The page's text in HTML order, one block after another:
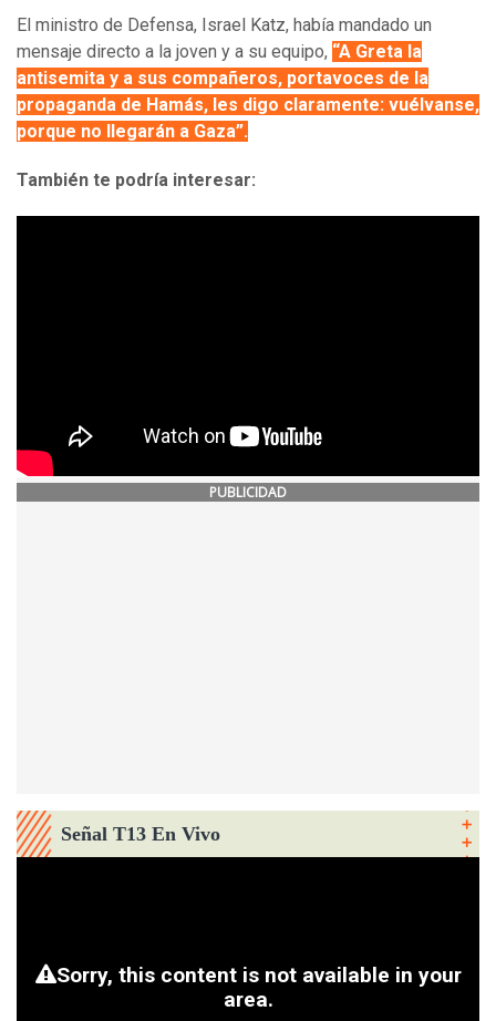
El ministro de Defensa, Israel Katz, había mandado un
mensaje directo a la joven y a su equipo, “A Greta la
antisemita y a sus compañeros, portavoces de la
propaganda de Hamás, les digo claramente: vuélvanse,
porque no llegarán a Gaza”.
También te podría interesar:
PUBLICIDAD
Señal T13 En Vivo